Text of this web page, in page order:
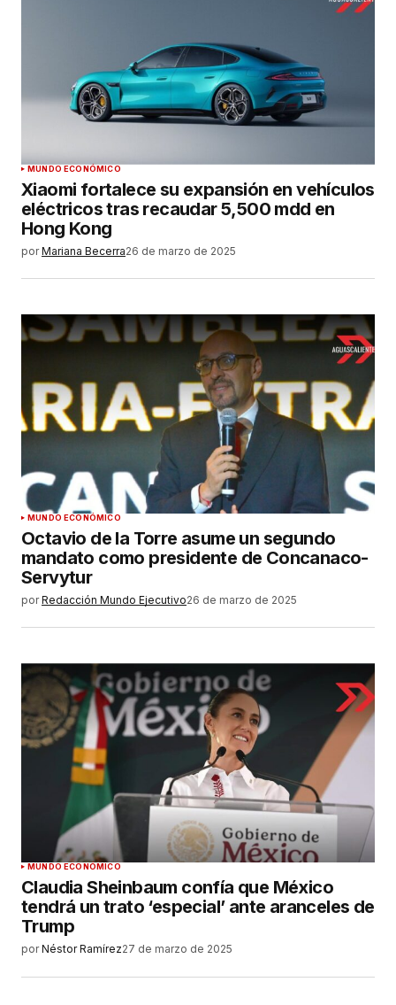
Su nombre*
Tu correo electrónico*
Guardar mi nombre, correo electrónico y sitio
web en este navegador para la próxima vez que
haga un comentario.
ENVIAR COMENTARIO
MUNDO ECONÓMICO
Xiaomi fortalece su expansión en vehículos
eléctricos tras recaudar 5,500 mdd en
Hong Kong
por Mariana Becerra26 de marzo de 2025
MUNDO ECONÓMICO
Octavio de la Torre asume un segundo
mandato como presidente de Concanaco-
Servytur
por Redacción Mundo Ejecutivo26 de marzo de 2025
MUNDO ECONÓMICO
Claudia Sheinbaum confía que México
tendrá un trato ‘especial’ ante aranceles de
Trump
por Néstor Ramírez27 de marzo de 2025